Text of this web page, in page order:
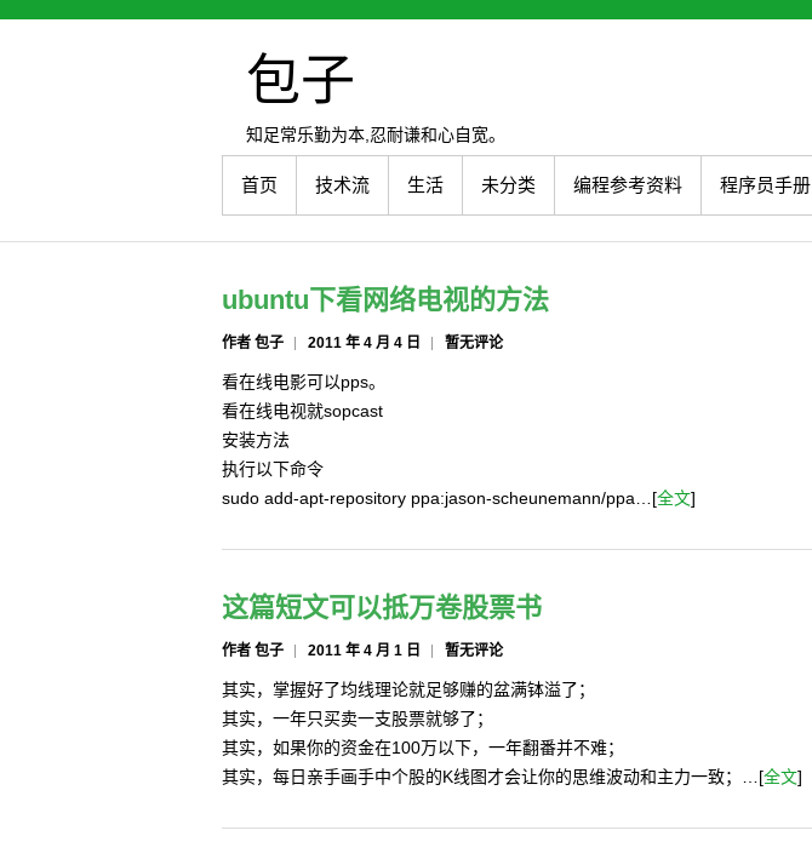
包子
知足常乐勤为本,忍耐谦和心自宽。
首页 技术流 生活 未分类 编程参考资料 程序员手册
ubuntu下看网络电视的方法
作者 包子 2011 年 4 月 4 日 暂无评论
看在线电影可以pps。
看在线电视就sopcast
安装方法
执行以下命令
sudo add-apt-repository ppa:jason-scheunemann/ppa…[全文]
这篇短文可以抵万卷股票书
作者 包子 2011 年 4 月 1 日 暂无评论
其实，掌握好了均线理论就足够赚的盆满钵溢了；
其实，一年只买卖一支股票就够了；
其实，如果你的资金在100万以下，一年翻番并不难；
其实，每日亲手画手中个股的K线图才会让你的思维波动和主力一致；…[全文]